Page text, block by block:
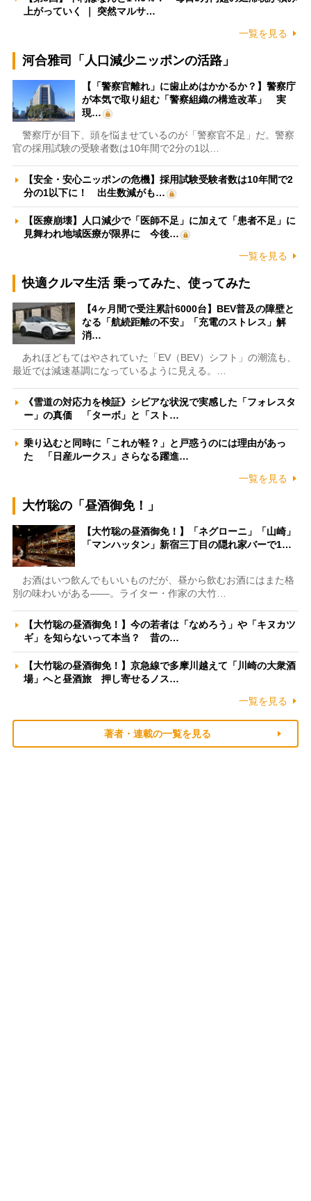
上がっていく ｜ 突然マルサ…
一覧を見る
河合雅司「人口減少ニッポンの活路」
【「警察官離れ」に歯止めはかかるか？】警察庁
が本気で取り組む「警察組織の構造改革」 実
現…
警察庁が目下、頭を悩ませているのが「警察官不足」だ。警察
官の採用試験の受験者数は10年間で2分の1以…
【安全・安心ニッポンの危機】採用試験受験者数は10年間で2
分の1以下に！ 出生数減がも…
【医療崩壊】人口減少で「医師不足」に加えて「患者不足」に
見舞われ地域医療が限界に 今後…
一覧を見る
快適クルマ生活 乗ってみた、使ってみた
【4ヶ月間で受注累計6000台】BEV普及の障壁と
なる「航続距離の不安」「充電のストレス」解
消…
あれほどもてはやされていた「EV（BEV）シフト」の潮流も、
最近では減速基調になっているように見える。…
《雪道の対応力を検証》シビアな状況で実感した「フォレスタ
ー」の真価 「ターボ」と「スト…
乗り込むと同時に「これが軽？」と戸惑うのには理由があっ
た 「日産ルークス」さらなる躍進…
一覧を見る
大竹聡の「昼酒御免！」
【大竹聡の昼酒御免！】「ネグローニ」「山崎」
「マンハッタン」新宿三丁目の隠れ家バーで1…
お酒はいつ飲んでもいいものだが、昼から飲むお酒にはまた格
別の味わいがある――。ライター・作家の大竹…
【大竹聡の昼酒御免！】今の若者は「なめろう」や「キヌカツ
ギ」を知らないって本当？ 昔の…
【大竹聡の昼酒御免！】京急線で多摩川越えて「川崎の大衆酒
場」へと昼酒旅 押し寄せるノス…
一覧を見る
著者・連載の一覧を見る